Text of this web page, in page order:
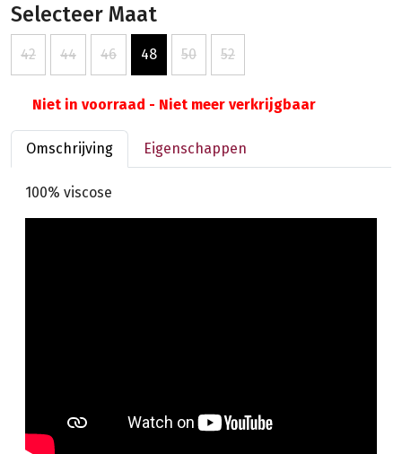
Selecteer Maat
42 44 46 48 50 52
Niet in voorraad - Niet meer verkrijgbaar
Omschrijving Eigenschappen
100% viscose